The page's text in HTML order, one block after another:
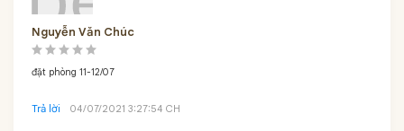
Nguyễn Văn Chúc
đặt phòng 11-12/07
Trả lời 04/07/2021 3:27:54 CH